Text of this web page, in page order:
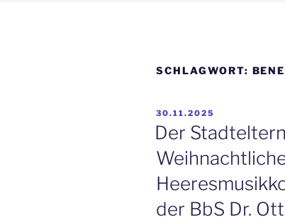
SCHLAGWORT:
VERÖFFENTLICHT
AM
30.11.2025
Der
der BbS Dr.